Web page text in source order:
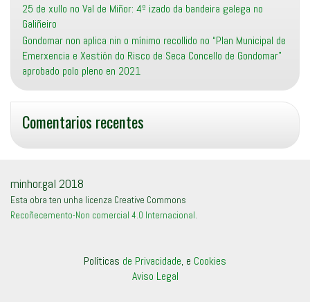
25 de xullo no Val de Miñor: 4º izado da bandeira galega no
Galiñeiro
Gondomar non aplica nin o mínimo recollido no “Plan Municipal de
Emerxencia e Xestión do Risco de Seca Concello de Gondomar”
aprobado polo pleno en 2021
Comentarios recentes
minhor.gal 2018
Esta obra ten unha licenza Creative Commons
Recoñecemento-Non comercial 4.0 Internacional.
Políticas de Privacidade, e Cookies
Aviso Legal